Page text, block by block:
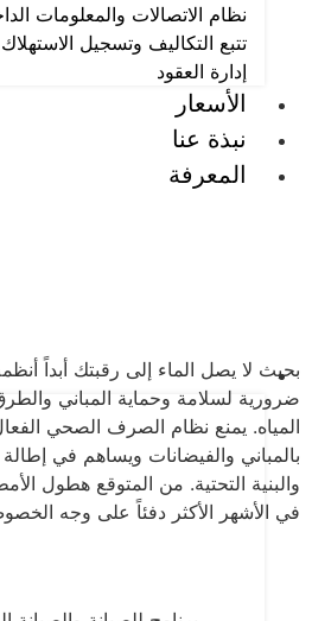
نظام الاتصالات والمعلومات الداخلية
تتبع التكاليف وتسجيل الاستهلاك
إدارة العقود
الأسعار
نبذة عنا
المعرفة
لا يصل الماء إلى رقبتك أبداً أنظمة
لسلامة وحماية المباني والطرق
يمنع نظام الصرف الصحي الفعال
والفيضانات ويساهم في إطالة
التحتية. من المتوقع هطول الأمطار
الأشهر الأكثر دفئاً على وجه